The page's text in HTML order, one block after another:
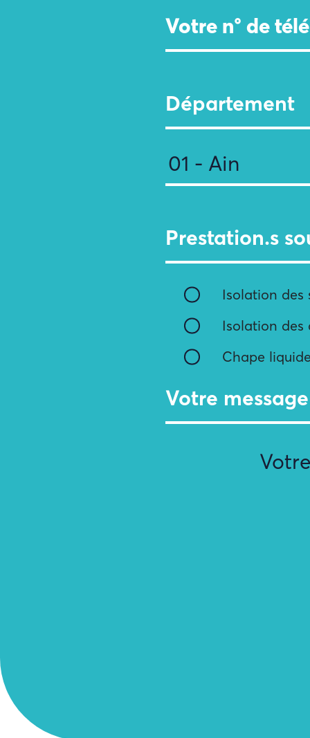
Département
Prestation.s
Isolation des
Isolation des
Chape
Votre message